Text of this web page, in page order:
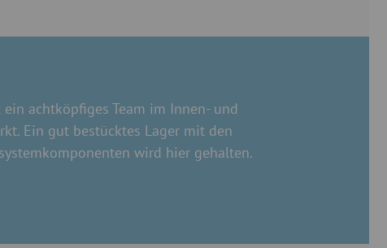
achtköpfiges Team im Innen- und
Ein gut bestücktes Lager mit den
wird hier gehalten.